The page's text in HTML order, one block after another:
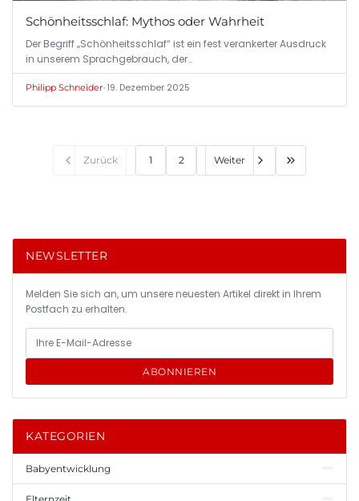
Schönheitsschlaf: Mythos oder Wahrheit
Der Begriff „Schönheitsschlaf“ ist ein fest verankerter Ausdruck
in unserem Sprachgebrauch, der…
Philipp Schneider•19. Dezember 2025
Zurück 1 2 Weiter
NEWSLETTER
Melden Sie sich an, um unsere neuesten Artikel direkt in Ihrem
Postfach zu erhalten.
ABONNIEREN
KATEGORIEN
Babyentwicklung